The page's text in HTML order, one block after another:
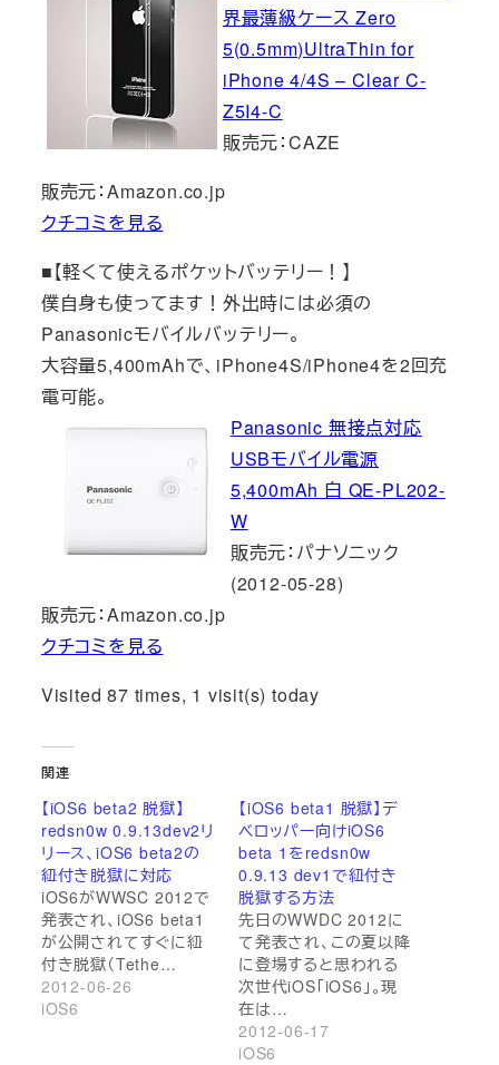
界最薄級ケース Zero
5(0.5mm)UltraThin for
iPhone 4/4S – Clear C-
Z5I4-C
販売元：CAZE
販売元：Amazon.co.jp
クチコミを見る
■【軽くて使えるポケットバッテリー！】
僕自身も使ってます！外出時には必須の
Panasonicモバイルバッテリー。
大容量5,400mAhで、iPhone4S/iPhone4を2回充
電可能。
Panasonic 無接点対応
USBモバイル電源
5,400mAh 白 QE-PL202-
W
販売元：パナソニック
(2012-05-28)
販売元：Amazon.co.jp
クチコミを見る
Visited 87 times, 1 visit(s) today
関連
【iOS6 beta2 脱獄】
redsn0w 0.9.13dev2リ
リース、iOS6 beta2の
紐付き脱獄に対応
iOS6がWWSC 2012で
発表され、iOS6 beta1
が公開されてすぐに紐
付き脱獄（Tethe…
2012-06-26
iOS6
【iOS6 beta1 脱獄】デ
ベロッパー向けiOS6
beta 1をredsn0w
0.9.13 dev1で紐付き
脱獄する方法
先日のWWDC 2012に
て発表され、この夏以降
に登場すると思われる
次世代iOS「iOS6」。現
在は…
2012-06-17
iOS6